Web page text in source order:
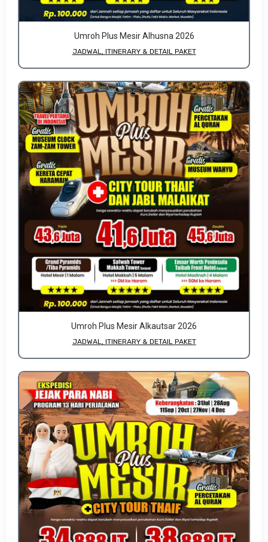
Umroh Plus Mesir Alhusna 2026
JADWAL, ITINERARY & DETAIL PAKET
Umroh Plus Mesir Alkautsar 2026
JADWAL, ITINERARY & DETAIL PAKET